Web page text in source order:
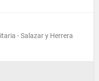
- Salazar y Herrera